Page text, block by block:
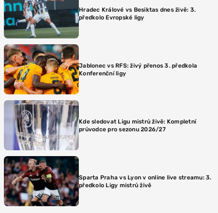
Hradec Králové vs Besiktas dnes živě: 3.
předkolo Evropské ligy
Jablonec vs RFS: živý přenos 3. předkola
Konferenční ligy
Kde sledovat Ligu mistrů živě: Kompletní
průvodce pro sezonu 2026/27
Sparta Praha vs Lyon v online live streamu: 3.
předkolo Ligy mistrů živě